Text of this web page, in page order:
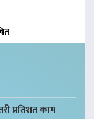
प्रतिशत काम